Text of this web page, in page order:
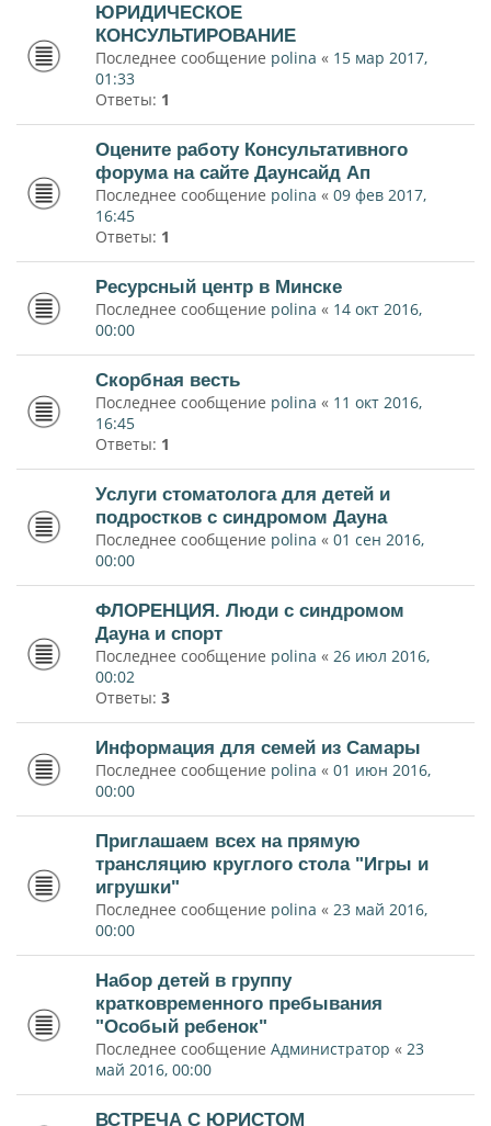
ЮРИДИЧЕСКОЕ
КОНСУЛЬТИРОВАНИЕ
Последнее сообщение polina « 15 мар 2017,
01:33
Ответы: 1
Оцените работу Консультативного
форума на сайте Даунсайд Ап
Последнее сообщение polina « 09 фев 2017,
16:45
Ответы: 1
Ресурсный центр в Минске
Последнее сообщение polina « 14 окт 2016,
00:00
Скорбная весть
Последнее сообщение polina « 11 окт 2016,
16:45
Ответы: 1
Услуги стоматолога для детей и
подростков с синдромом Дауна
Последнее сообщение polina « 01 сен 2016,
00:00
ФЛОРЕНЦИЯ. Люди с синдромом
Дауна и спорт
Последнее сообщение polina « 26 июл 2016,
00:02
Ответы: 3
Информация для семей из Самары
Последнее сообщение polina « 01 июн 2016,
00:00
Приглашаем всех на прямую
трансляцию круглого стола "Игры и
игрушки"
Последнее сообщение polina « 23 май 2016,
00:00
Набор детей в группу
кратковременного пребывания
"Особый ребенок"
Последнее сообщение Администратор « 23
май 2016, 00:00
ВСТРЕЧА С ЮРИСТОМ